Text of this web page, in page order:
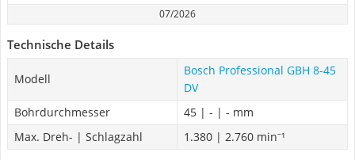
07/2026
Technische Details
Modell
Bosch Professional GBH 8-45
DV
Bohrdurchmesser
45 | - | - mm
Max. Dreh- | Schlagzahl
1.380 | 2.760 min⁻¹